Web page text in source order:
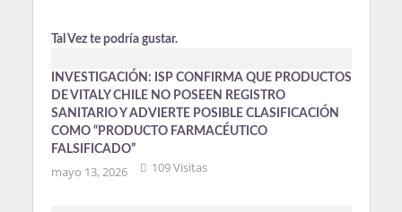
Tal Vez te podría gustar.
INVESTIGACIÓN: ISP CONFIRMA QUE PRODUCTOS
DE VITALY CHILE NO POSEEN REGISTRO
SANITARIO Y ADVIERTE POSIBLE CLASIFICACIÓN
COMO “PRODUCTO FARMACÉUTICO
FALSIFICADO”
mayo 13, 2026 109 Visitas